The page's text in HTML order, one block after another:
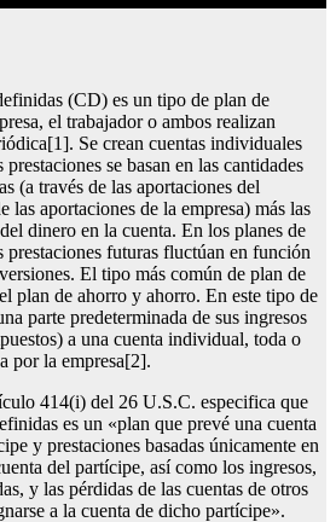
(CD) es un tipo de plan de
el trabajador o ambos realizan
Se crean cuentas individuales
se basan en las cantidades
(a través de las aportaciones del
las aportaciones de la empresa) más las
dinero en la cuenta. En los planes de
prestaciones futuras fluctúan en función
El tipo más común de plan de
plan de ahorro y ahorro. En este tipo de
parte predeterminada de sus ingresos
a una cuenta individual, toda o
por la empresa[2].
414(i) del 26 U.S.C. especifica que
es un «plan que prevé una cuenta
y prestaciones basadas únicamente en
del partícipe, así como los ingresos,
y las pérdidas de las cuentas de otros
a la cuenta de dicho partícipe».